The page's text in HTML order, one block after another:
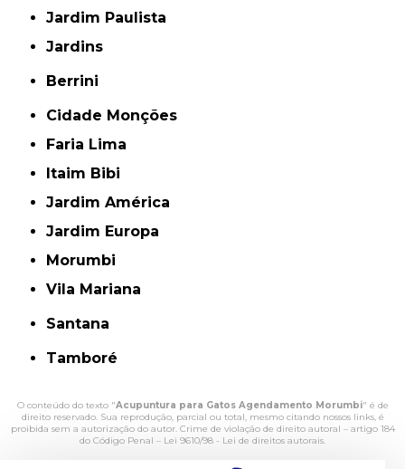
Jardim Paulista
Jardins
Berrini
Cidade Monções
Faria Lima
Itaim Bibi
Jardim América
Jardim Europa
Morumbi
Vila Mariana
Santana
Tamboré
O conteúdo do texto "Acupuntura para Gatos Agendamento Morumbi" é de
direito reservado. Sua reprodução, parcial ou total, mesmo citando nossos links, é
proibida sem a autorização do autor. Crime de violação de direito autoral – artigo 184
do Código Penal – Lei 9610/98 - Lei de direitos autorais.